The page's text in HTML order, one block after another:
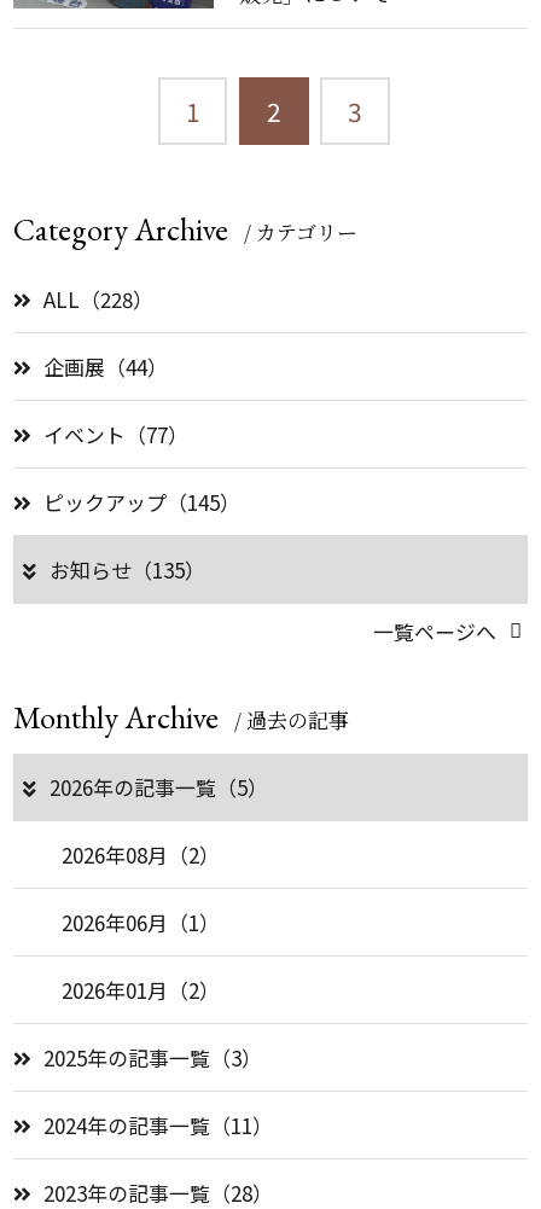
1 2 3
Category Archive / カテゴリー
ALL（228）
企画展（44）
イベント（77）
ピックアップ（145）
お知らせ（135）
一覧ページへ
Monthly Archive / 過去の記事
2026年の記事一覧（5）
2026年08月（2）
2026年06月（1）
2026年01月（2）
2025年の記事一覧（3）
2024年の記事一覧（11）
2023年の記事一覧（28）